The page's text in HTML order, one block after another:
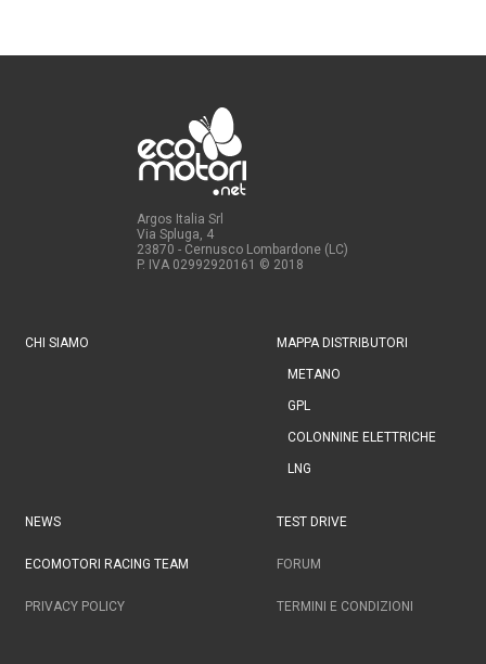
Argos Italia Srl
Via Spluga, 4
23870 - Cernusco Lombardone (LC)
P. IVA 02992920161 © 2018
CHI SIAMO MAPPA DISTRIBUTORI
METANO
GPL
COLONNINE ELETTRICHE
LNG
NEWS TEST DRIVE
ECOMOTORI RACING TEAM FORUM
PRIVACY POLICY TERMINI E CONDIZIONI